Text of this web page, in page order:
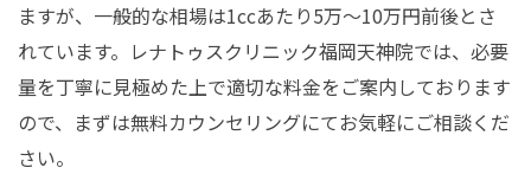
ますが、一般的な相場は1ccあたり5万〜10万円前後とさ
れています。レナトゥスクリニック福岡天神院では、必要
量を丁寧に見極めた上で適切な料金をご案内しております
ので、まずは無料カウンセリングにてお気軽にご相談くだ
さい。